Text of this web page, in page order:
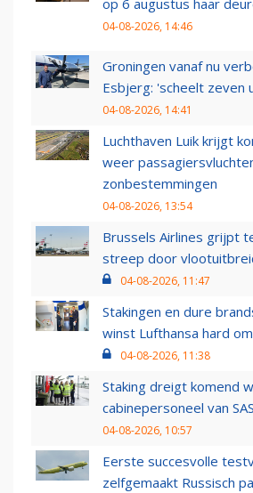
04-08-2026, 14:46
Groningen vanaf nu
Esbjerg: 'scheelt zeven
04-08-2026, 14:41
Luchthaven Luik krijgt
weer
zonbestemmingen
04-08-2026, 13:54
Brussels Airlines grijpt
streep door
04-08-2026, 11:47
Stakingen en dure
winst Lufthansa hard
04-08-2026, 11:38
Staking dreigt komend
cabinepersoneel van
04-08-2026, 10:57
Eerste succesvolle
zelfgemaakt Russisch